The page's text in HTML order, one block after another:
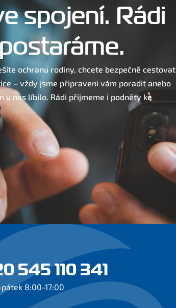
spojení. Rádi
ochranu rodiny, chcete bezpečně cestovat
– vždy jsme připraveni vám poradit anebo
u nás líbilo. Rádi přijmeme i podněty ke
545 110 341
8:00-17:00